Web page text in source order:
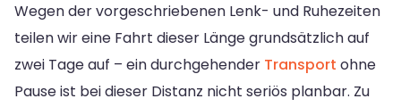
Wegen der vorgeschriebenen Lenk- und Ruhezeiten
teilen wir eine Fahrt dieser Länge grundsätzlich auf
zwei Tage auf – ein durchgehender Transport ohne
Pause ist bei dieser Distanz nicht seriös planbar. Zu